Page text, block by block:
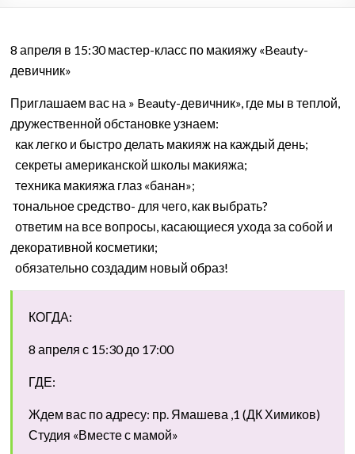
8 апреля в 15:30 мастер-класс по макияжу «Beauty-
девичник»
Приглашаем вас на » Beauty-девичник», где мы в теплой,
дружественной обстановке узнаем:
как легко и быстро делать макияж на каждый день;
секреты американской школы макияжа;
техника макияжа глаз «банан»;
тональное средство- для чего, как выбрать?
ответим на все вопросы, касающиеся ухода за собой и
декоративной косметики;
обязательно создадим новый образ!
КОГДА:
8 апреля с 15:30 до 17:00
ГДЕ:
Ждем вас по адресу: пр. Ямашева ,1 (ДК Химиков)
Студия «Вместе с мамой»